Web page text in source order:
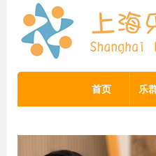
首页 乐